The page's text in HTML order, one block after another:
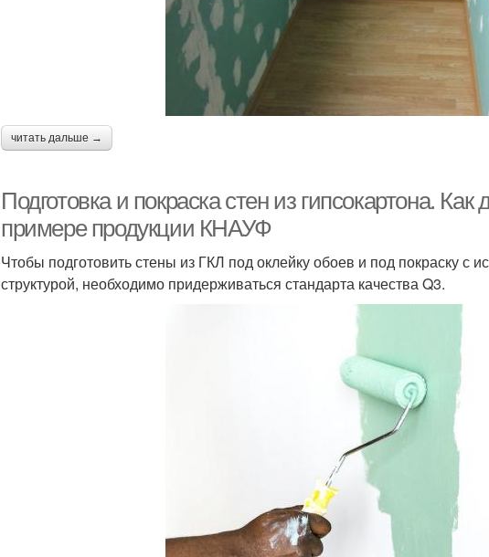
читать дальше →
Подготовка и покраска стен из гипсокартона.
примере продукции КНАУФ
Чтобы подготовить стены из ГКЛ под оклейку обоев и под покраску с
структурой, необходимо придерживаться стандарта качества Q3.